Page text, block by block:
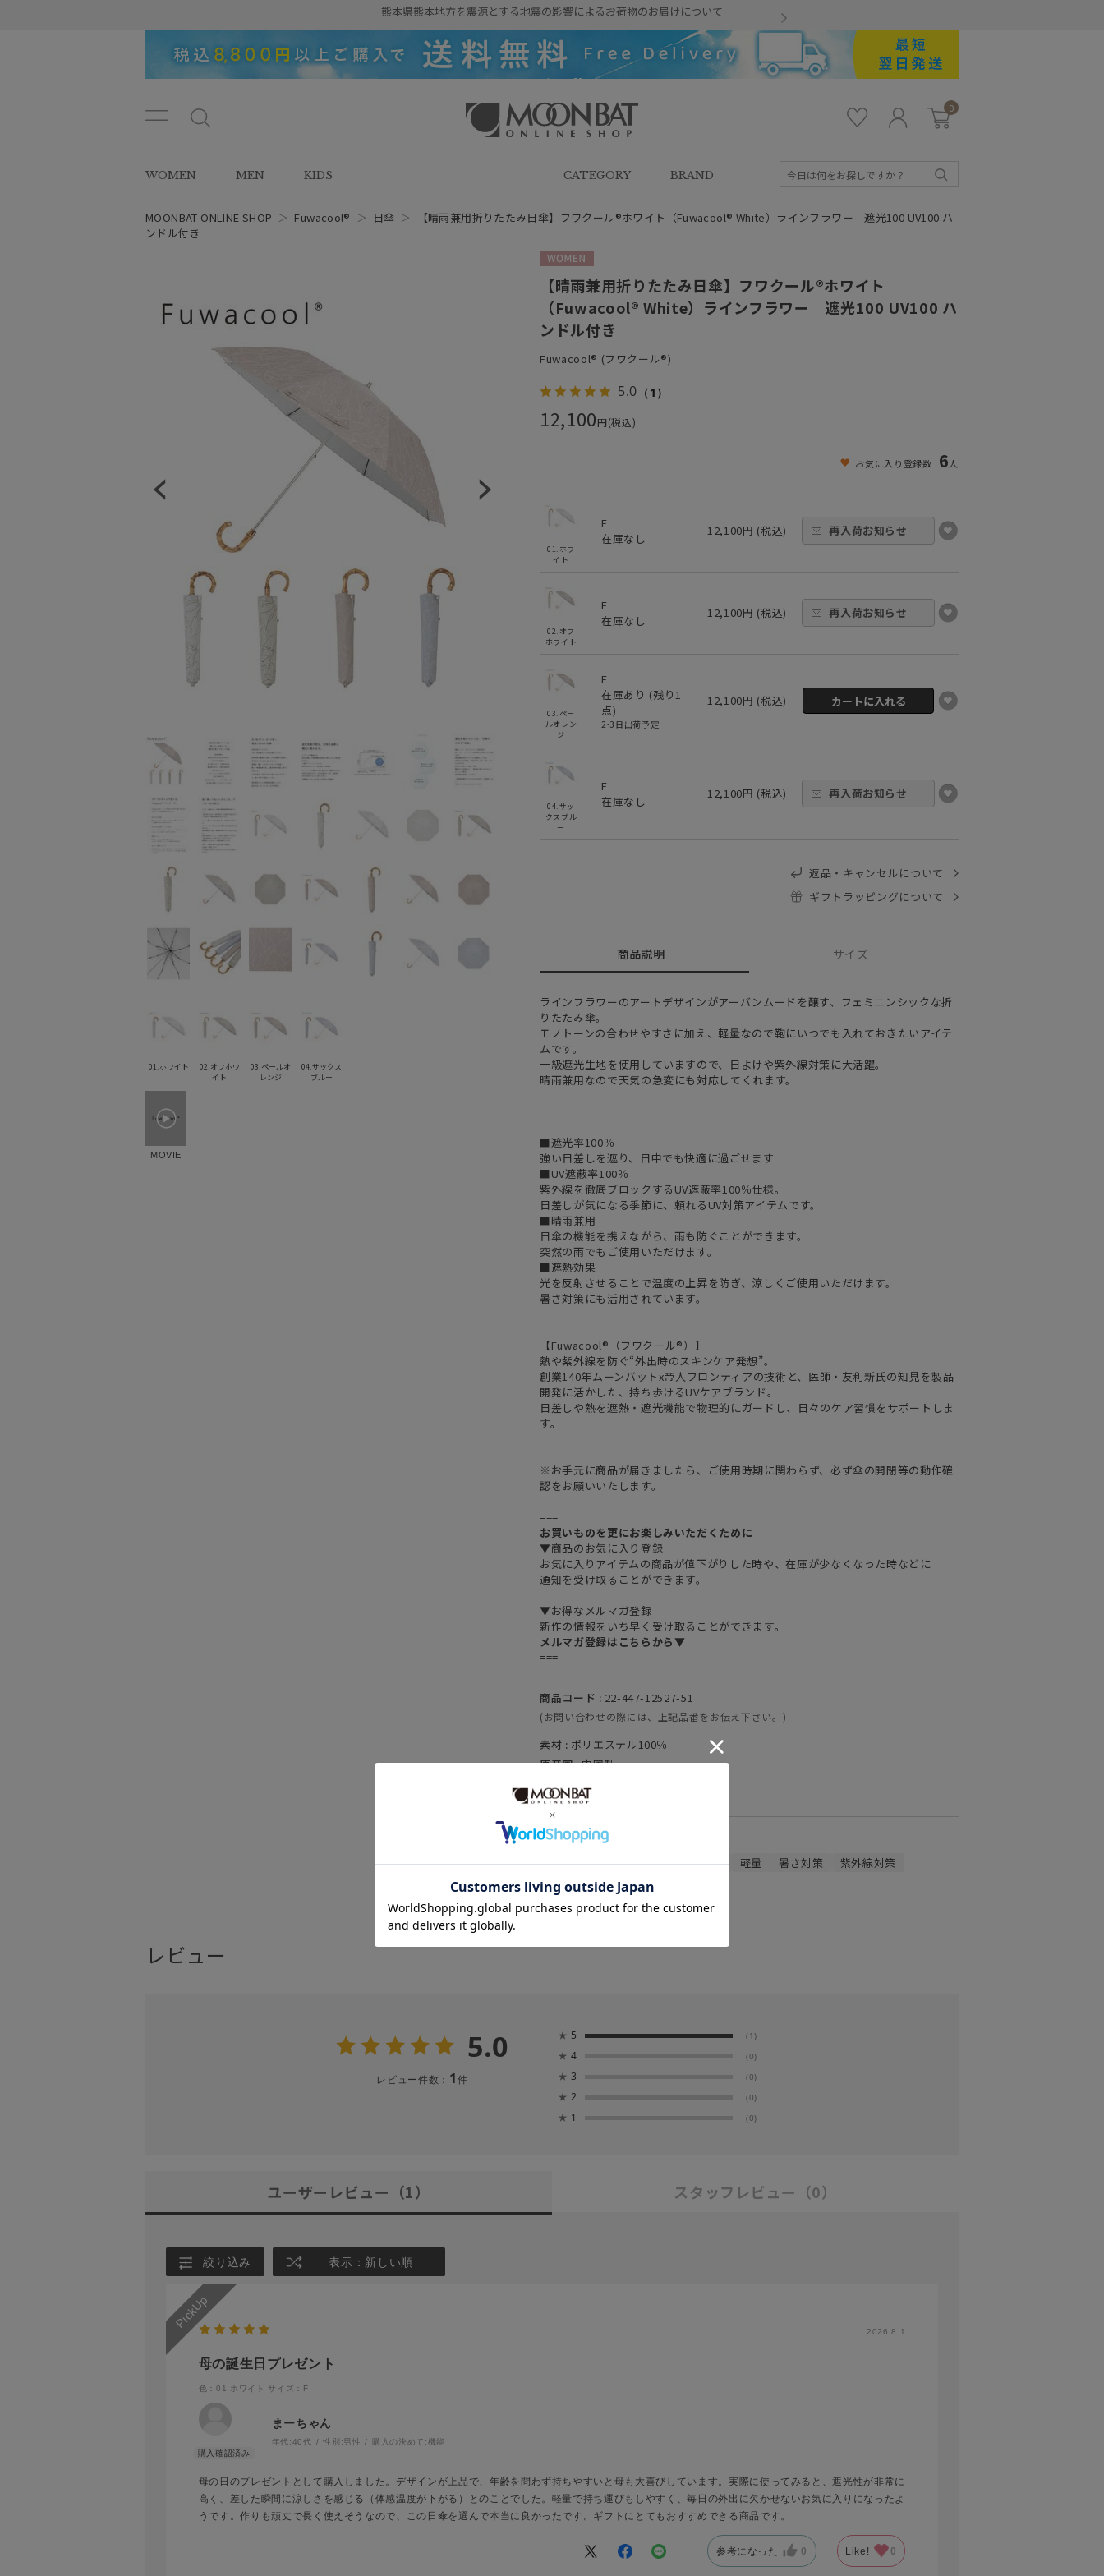
熊本県熊本地方を震源とする地震の影響によるお荷物のお届けについて
ン
ュ
ー
タ
ン
SHOP（ムーンバットオンラインシ
イ
ン
0
WOMEN MEN KIDS CATEGORY BRAND
MOONBAT ONLINE SHOP ＞ Fuwacool® ＞ 日傘 ＞
【晴雨兼用折りたたみ日傘】フワクール®ホワイト（Fuwacool® White）ラインフラワー 遮光100 UV100 ハ
ンドル付き
01.ホワイト
02.オフホワ
イト
03.ペールオ
レンジ
04.サックス
ブルー
MOVIE
【晴雨兼用折りたたみ日傘】フワクール®ホワイト
（Fuwacool® White）ラインフラワー 遮光100 UV100 ハ
ンドル付き
Fuwacool® (フワクール®)
5.0 （1）
12,100円(税込)
お気に入り登録数 6人
01.ホワ
イト
F
在庫なし
12,100円 (税込) 再入荷お知らせ
02.オフ
ホワイト
F
在庫なし
12,100円 (税込) 再入荷お知らせ
03.ペー
ルオレン
ジ
F
在庫あり (残り1
点)
2-3日出荷予定
12,100円 (税込)
04.サッ
クスブル
ー
F
在庫なし
12,100円 (税込) 再入荷お知らせ
返品・キャンセルについて
ギフトラッピングについて
商品説明 サイズ
ラインフラワーのアートデザインがアーバンムードを醸す、フェミニンシックな折
りたたみ傘。
モノトーンの合わせやすさに加え、軽量なので鞄にいつでも入れておきたいアイテ
ムです。
一級遮光生地を使用していますので、日よけや紫外線対策に大活躍。
晴雨兼用なので天気の急変にも対応してくれます。
■遮光率100％
強い日差しを遮り、日中でも快適に過ごせます
■UV遮蔽率100％
紫外線を徹底ブロックするUV遮蔽率100％仕様。
日差しが気になる季節に、頼れるUV対策アイテムです。
■晴雨兼用
日傘の機能を携えながら、雨も防ぐことができます。
突然の雨でもご使用いただけます。
■遮熱効果
光を反射させることで温度の上昇を防ぎ、涼しくご使用いただけます。
暑さ対策にも活用されています。
【Fuwacool®（フワクール®）】
熱や紫外線を防ぐ“外出時のスキンケア発想”。
創業140年ムーンバットx帝人フロンティアの技術と、医師・友利新氏の知見を製品
開発に活かした、持ち歩けるUVケアブランド。
日差しや熱を遮熱・遮光機能で物理的にガードし、日々のケア習慣をサポートしま
す。
※お手元に商品が届きましたら、ご使用時期に関わらず、必ず傘の開閉等の動作確
認をお願いいたします。
===
お買いものを更にお楽しみいただくために
▼商品のお気に入り登録
お気に入りアイテムの商品が値下がりした時や、在庫が少なくなった時などに
通知を受け取ることができます。
▼お得なメルマガ登録
新作の情報をいち早く受け取ることができます。
メルマガ登録はこちらから▼
===
商品コード : 22-447-12527-51
(お問い合わせの際には、上記品番をお伝え下さい。)
素材 : ポリエステル100％
原産国 :中国製
カテゴリ :
関連キーワード
晴雨兼用
遮熱 一級遮光 UV 軽量 暑さ対策
紫外線対策
親骨：～50cm
レビュー
5.0
レビュー件数： 1件
★ 5 (1)
★ 4 (0)
★ 3 (0)
★ 2 (0)
★ 1 (0)
ユーザーレビュー （1） スタッフレビュー （0）
絞り込み 表示：新しい順
2026.8.1
母の誕生日プレゼント
色：01.ホワイト サイズ：F
まーちゃん
年代:40代 性別:男性 購入の決めて:機能
母の日のプレゼントとして購入しました。デザインが上品で、年齢を問わず持ちやすいと母も大喜びしています。実際に使ってみると、遮光性が非常に
高く、差した瞬間に涼しさを感じる（体感温度が下がる）とのことでした。軽量で持ち運びもしやすく、毎日の外出に欠かせないお気に入りになったよ
うです。作りも頑丈で長く使えそうなので、この日傘を選んで本当に良かったです。ギフトにとてもおすすめできる商品です。
参考になった 0 Like! 0